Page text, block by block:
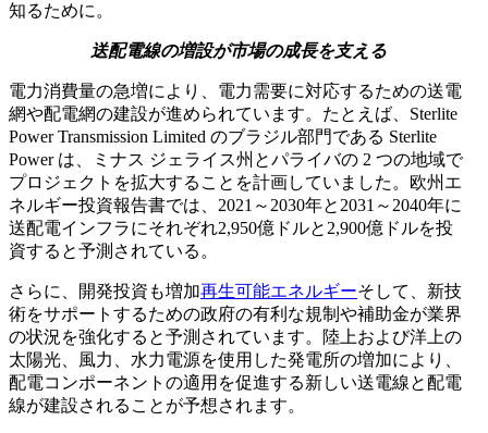
知るために。
送配電線の増設が市場の成長を支える
電力消費量の急増により、電力需要に対応するための送電
網や配電網の建設が進められています。たとえば、Sterlite
Power Transmission Limited のブラジル部門である Sterlite
Power は、ミナス ジェライス州とパライバの 2 つの地域で
プロジェクトを拡大することを計画していました。欧州エ
ネルギー投資報告書では、2021～2030年と2031～2040年に
送配電インフラにそれぞれ2,950億ドルと2,900億ドルを投
資すると予測されている。
さらに、開発投資も増加再生可能エネルギーそして、新技
術をサポートするための政府の有利な規制や補助金が業界
の状況を強化すると予測されています。陸上および洋上の
太陽光、風力、水力電源を使用した発電所の増加により、
配電コンポーネントの適用を促進する新しい送電線と配電
線が建設されることが予想されます。